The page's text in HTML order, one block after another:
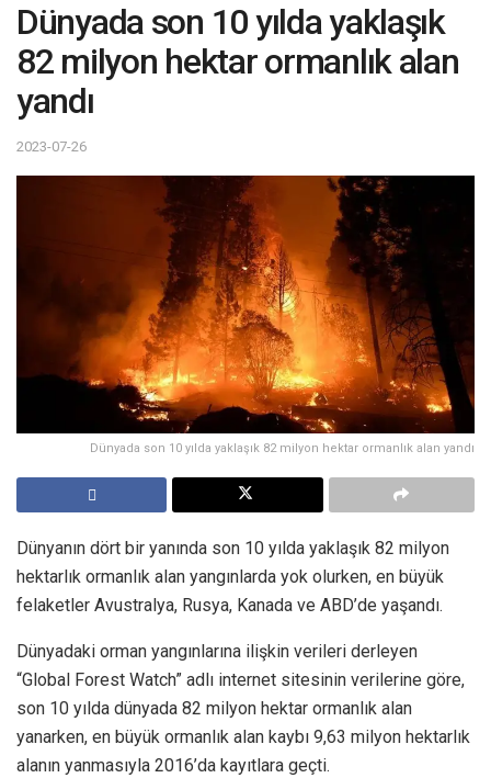
Dünyada son 10 yılda yaklaşık
82 milyon hektar ormanlık alan
yandı
2023-07-26
Dünyada son 10 yılda yaklaşık 82 milyon hektar ormanlık alan yandı
Dünyanın dört bir yanında son 10 yılda yaklaşık 82 milyon
hektarlık ormanlık alan yangınlarda yok olurken, en büyük
felaketler Avustralya, Rusya, Kanada ve ABD’de yaşandı.
Dünyadaki orman yangınlarına ilişkin verileri derleyen
“Global Forest Watch” adlı internet sitesinin verilerine göre,
son 10 yılda dünyada 82 milyon hektar ormanlık alan
yanarken, en büyük ormanlık alan kaybı 9,63 milyon hektarlık
alanın yanmasıyla 2016’da kayıtlara geçti.